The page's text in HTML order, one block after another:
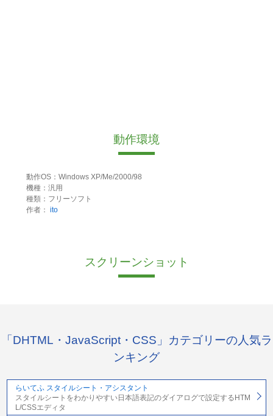
動作環境
動作OS：Windows XP/Me/2000/98
機種：汎用
種類：フリーソフト
作者： ito
スクリーンショット
「DHTML・JavaScript・CSS」カテゴリーの人気ラ
ンキング
らいてふ スタイルシート・アシスタント
スタイルシートをわかりやすい日本語表記のダイアログで設定するHTM
L/CSSエディタ